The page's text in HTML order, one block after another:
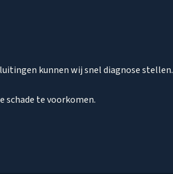
kunnen wij snel diagnose stellen.
schade te voorkomen.